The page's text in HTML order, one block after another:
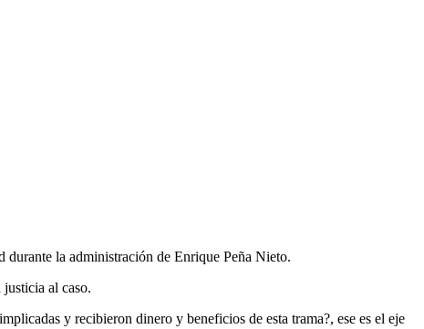
la administración de Enrique Peña Nieto.
al caso.
y recibieron dinero y beneficios de esta trama?, ese es el eje